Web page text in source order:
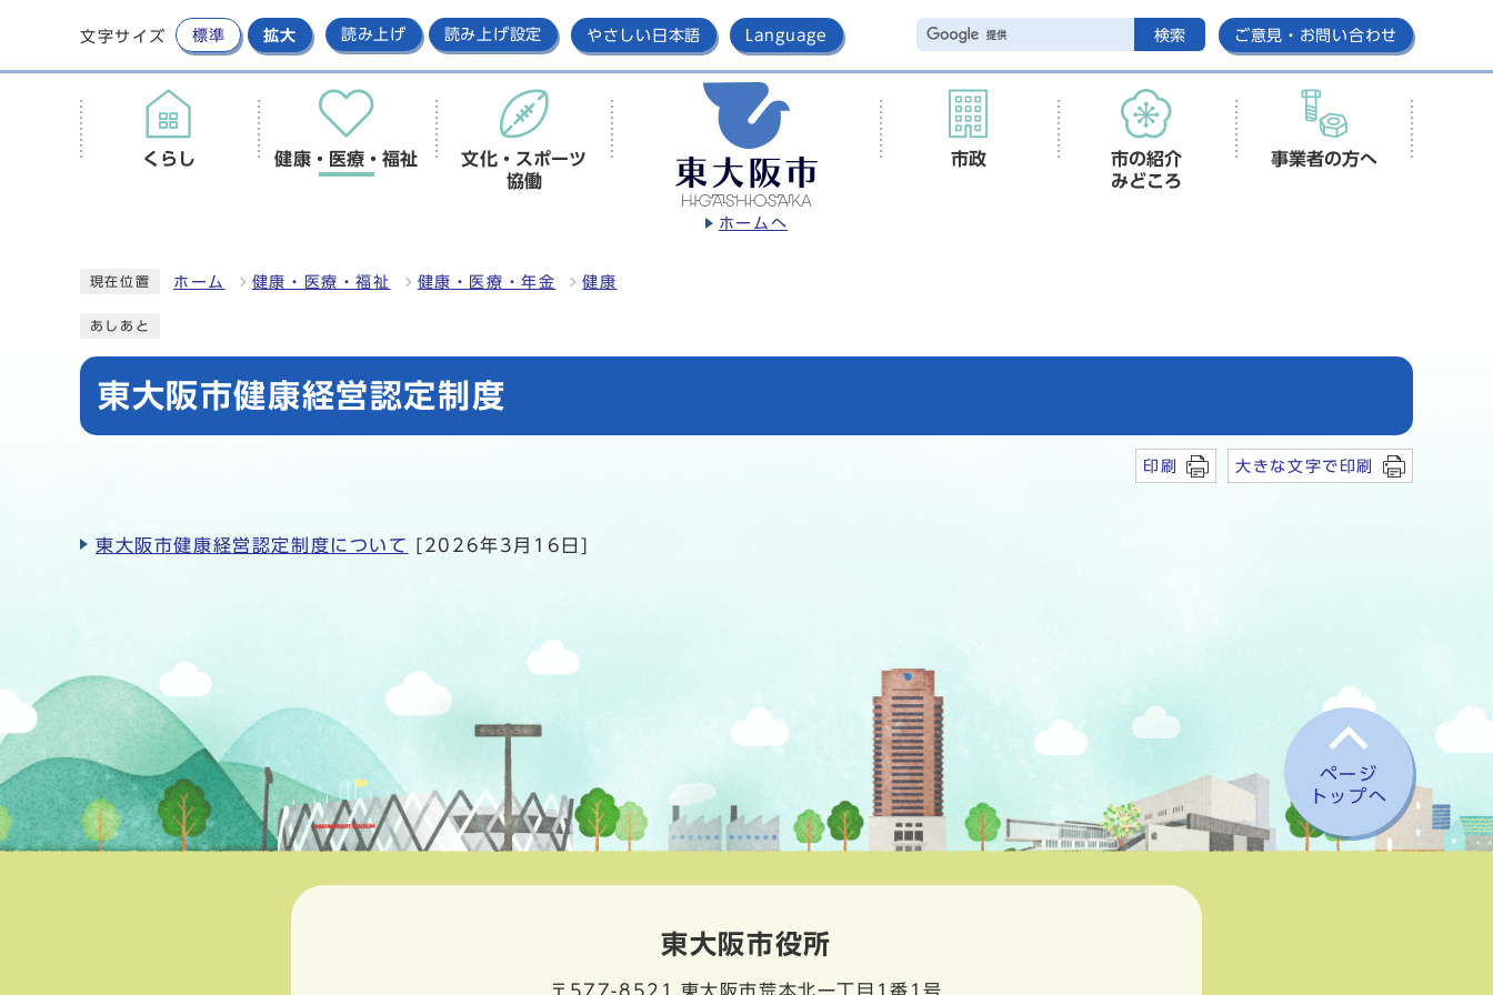
文字サイズ 標準 拡大 読み上げ 読み上げ設定 やさしい日本語 Language 検索 ご意見・お問い合わせ
ホームへ
くらし 健康・医療・福祉
文化・スポーツ
協働
市政
市の紹介
みどころ
事業者の方へ
現在位置 ホーム 健康・医療・福祉 健康・医療・年金 健康
あしあと
東大阪市健康経営認定制度
印刷 大きな文字で印刷
東大阪市健康経営認定制度について [2026年3月16日]
ページ
トップへ
東大阪市役所
〒577-8521 東大阪市荒本北一丁目1番1号